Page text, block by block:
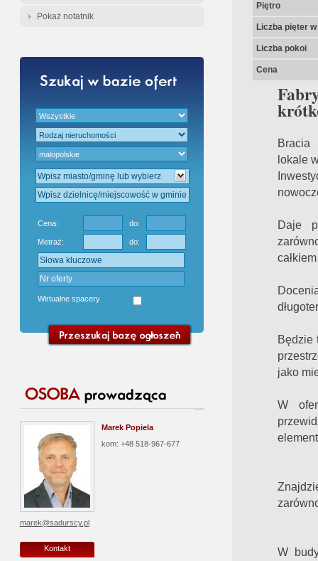
Pokaż notatnik
Cena: do:
Metraż: do:
Wirtualne spacery
Marek Popiela
kom: +48 518-967-677
marek@sadurscy.pl
Kontakt
Piętro
Liczba pięter
Liczba pokoi
Cena
Bracia
Daje
Będzie
jako
W
W